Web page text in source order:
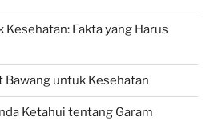
Fakta yang Harus
Bawang untuk Kesehatan
Ketahui tentang Garam